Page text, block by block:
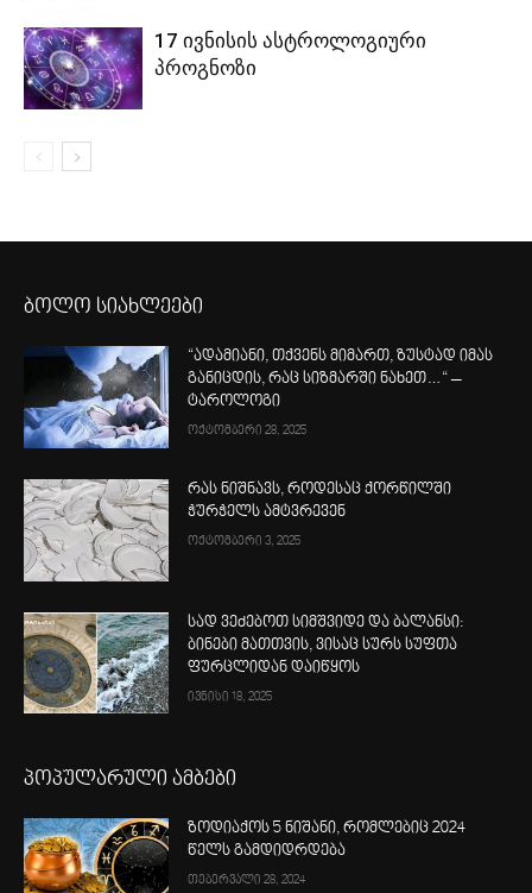
17 ივნისის ასტროლოგიური
პროგნოზი
ბოლო სიახლეები
“ადამიანი, თქვენს მიმართ, ზუსტად იმას
განიცდის, რაც სიზმარში ნახეთ…“ –
ტაროლოგი
ოქტომბერი 28, 2025
რას ნიშნავს, როდესაც ქორწილში
ჭურჭელს ამტვრევენ
ოქტომბერი 3, 2025
სად ვეძებოთ სიმშვიდე და ბალანსი:
ბინები მათთვის, ვისაც სურს სუფთა
ფურცლიდან დაიწყოს
ივნისი 18, 2025
პოპულარული ამბები
ზოდიაქოს 5 ნიშანი, რომლებიც 2024
წელს გამდიდრდება
თებერვალი 28, 2024